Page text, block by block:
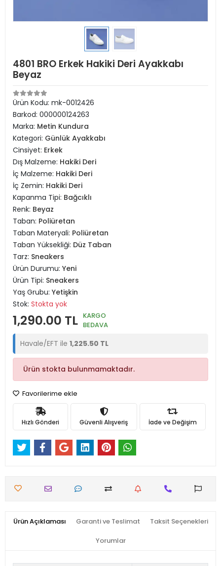
4801 BRO Erkek Hakiki Deri Ayakkabı
Beyaz
Ürün Kodu: mk-0012426
Barkod: 000000124263
Marka: Metin Kundura
Kategori: Günlük Ayakkabı
Cinsiyet: Erkek
Dış Malzeme: Hakiki Deri
İç Malzeme: Hakiki Deri
İç Zemin: Hakiki Deri
Kapanma Tipi: Bağcıklı
Renk: Beyaz
Taban: Poliüretan
Taban Materyali: Poliüretan
Taban Yüksekliği: Düz Taban
Tarz: Sneakers
Ürün Durumu: Yeni
Ürün Tipi: Sneakers
Yaş Grubu: Yetişkin
Stok: Stokta yok
1,290.00 TL KARGO
BEDAVA
Havale/EFT ile 1,225.50 TL
Ürün stokta bulunmamaktadır.
Favorilerime ekle
Hızlı Gönderi Güvenli Alışveriş İade ve Değişim
Ürün Açıklaması Garanti ve Teslimat Taksit Seçenekleri
Yorumlar